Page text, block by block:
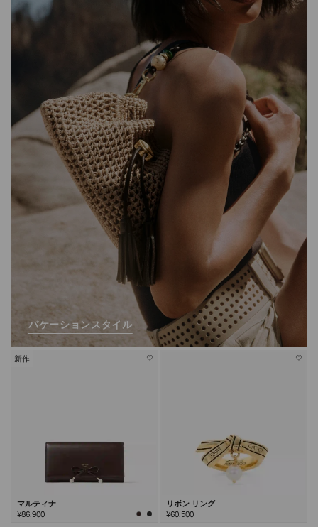
バケーションスタイル
新作
マルティナ
¥86,900
リボン リング
¥60,500